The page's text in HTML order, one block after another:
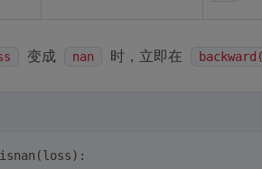
变成 nan 时，立即在